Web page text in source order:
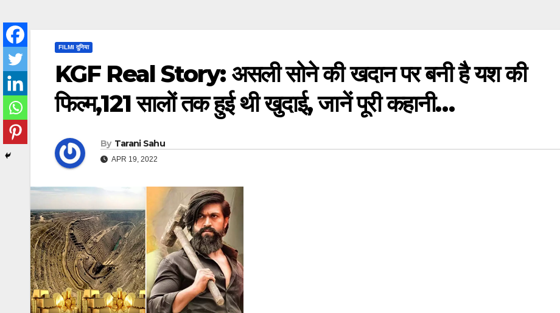
FILMI दुनिया
KGF Real Story: असली सोने की खदान पर बनी है यश की
फिल्म,121 सालों तक हुई थी खुदाई, जानें पूरी कहानी…
By Tarani Sahu
APR 19, 2022